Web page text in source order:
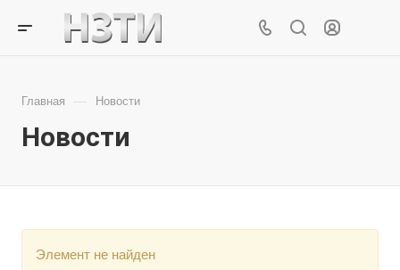
Главная — Новости
Новости
Элемент не найден